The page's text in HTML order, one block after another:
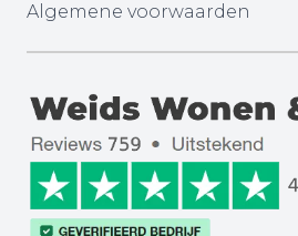
Algemene voorwaarden